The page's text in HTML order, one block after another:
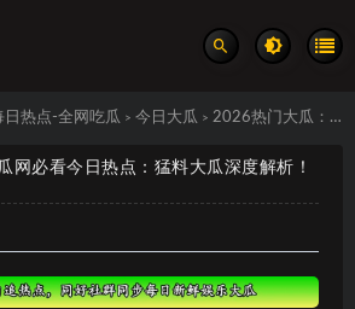
日热点-全网吃瓜 > 今日大瓜 > 2026热门大瓜：吃瓜网必看今日热点：猛料大瓜深度解析！ 真实事件汇总
网必看今日热点：猛料大瓜深度解析！